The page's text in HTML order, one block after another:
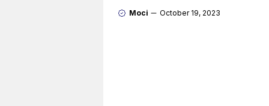
Moci October 19, 2023